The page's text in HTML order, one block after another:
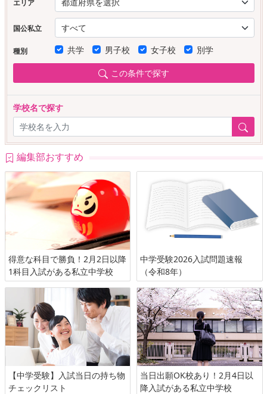
エリア
国公私立
種別 共学 男子校 女子校 別学
この条件で探す
学校名で探す
編集部おすすめ
得意な科目で勝負！2月2日以降
1科目入試がある私立中学校
中学受験2026入試問題速報
（令和8年）
【中学受験】入試当日の持ち物
チェックリスト
当日出願OK校あり！2月4日以
降入試がある私立中学校